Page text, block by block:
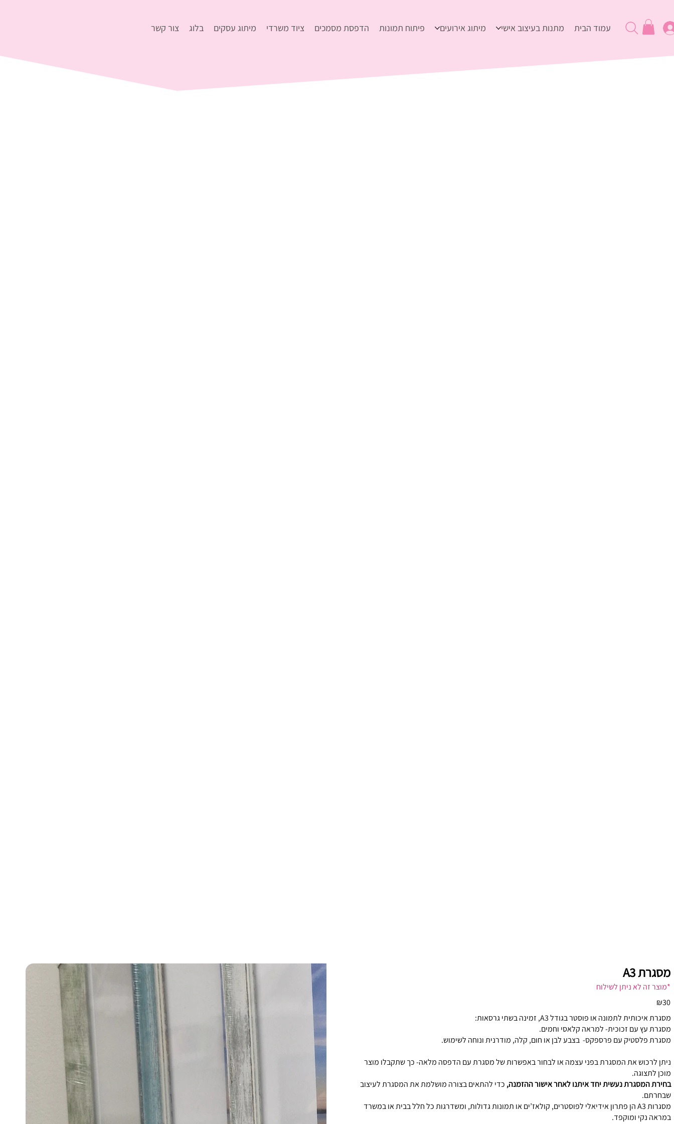
עמוד הבית מתנות בעיצוב אישי מיתוג אירועים פיתוח תמונות הדפסת מסמכים ציוד משרדי מיתוג עסקים בלוג צור קשר
מסגרת A3
*מוצר זה לא ניתן לשילוח
₪30
מסגרת איכותית לתמונה או פוסטר בגודל A3, זמינה בשתי גרסאות:
מסגרת עץ עם זכוכית- למראה קלאסי וחמים.
מסגרת פלסטיק עם פרספקס- בצבע לבן או חום, קלה, מודרנית ונוחה לשימוש.
ניתן לרכוש את המסגרת בפני עצמה או לבחור באפשרות של מסגרת עם הדפסה מלאה- כך שתקבלו מוצר
מוכן לתצוגה.
בחירת המסגרת נעשית יחד איתנו לאחר אישור ההזמנה, כדי להתאים בצורה מושלמת את המסגרת לעיצוב
שבחרתם.
מסגרות A3 הן פתרון אידיאלי לפוסטרים, קולאז’ים או תמונות גדולות, ומשדרגות כל חלל בבית או במשרד
במראה נקי ומוקפד.